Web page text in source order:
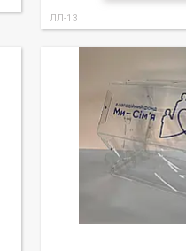
ЛЛ-13